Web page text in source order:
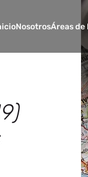
NosotrosÁreas de